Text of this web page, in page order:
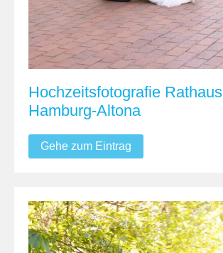
Hochzeitsfotografie Rathaus
Hamburg-Altona
Gehe zum Eintrag